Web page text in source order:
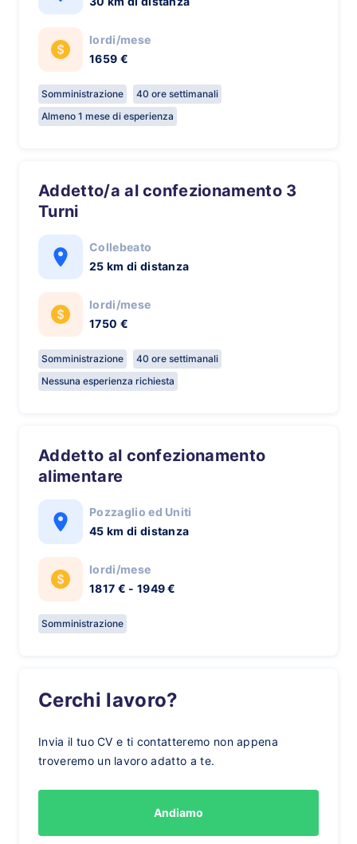
lordi/mese
1659 €
Somministrazione
40 ore settimanali
Almeno 1 mese di esperienza
Addetto/a al confezionamento 3
Turni
Collebeato
25 km di distanza
lordi/mese
1750 €
Somministrazione
40 ore settimanali
Nessuna esperienza richiesta
Addetto al confezionamento
alimentare
Pozzaglio ed Uniti
45 km di distanza
lordi/mese
1817 € - 1949 €
Somministrazione
Cerchi lavoro?
Invia il tuo CV e ti contatteremo non appena
troveremo un lavoro adatto a te.
Andiamo